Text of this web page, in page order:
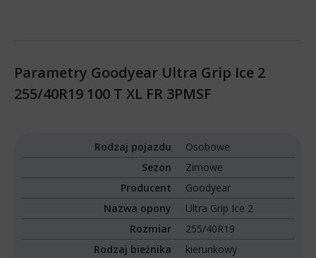
Parametry Goodyear Ultra Grip Ice 2
255/40R19 100 T XL FR 3PMSF
Rodzaj pojazdu
Osobowe
Sezon
Zimowe
Producent
Goodyear
Nazwa opony
Ultra Grip Ice 2
Rozmiar
255/40R19
Rodzaj bieżnika
kierunkowy